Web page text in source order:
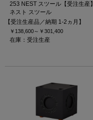
253 NEST スツール【受注生産】
ネスト スツール
【受注生産品／納期 1-2ヵ月】
￥138,600～ ￥301,400
在庫：受注生産